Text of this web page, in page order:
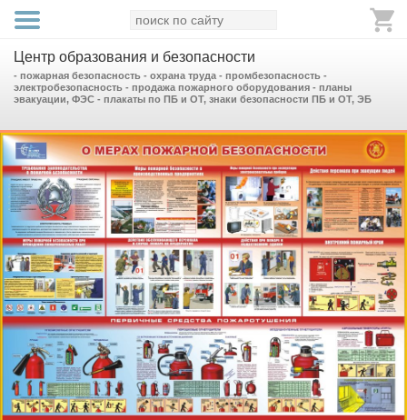
Центр образования и безопасности
- пожарная безопасность - охрана труда - промбезопасность -
электробезопасность - продажа пожарного оборудования - планы
эвакуации, ФЭС - плакаты по ПБ и ОТ, знаки безопасности ПБ и ОТ, ЭБ